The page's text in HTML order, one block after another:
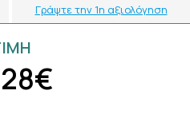
Γράψτε την 1η αξιολόγηση